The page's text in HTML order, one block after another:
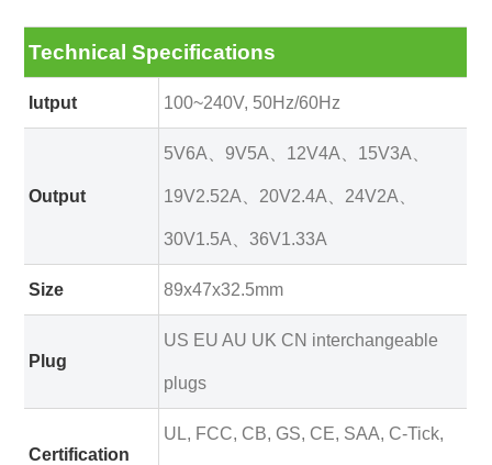
Technical Specifications
Iutput 100~240V, 50Hz/60Hz
Output
5V6A、9V5A、12V4A、15V3A、
19V2.52A、20V2.4A、24V2A、
30V1.5A、36V1.33A
Size 89x47x32.5mm
Plug
US EU AU UK CN interchangeable
plugs
Certification
UL, FCC, CB, GS, CE, SAA, C-Tick,